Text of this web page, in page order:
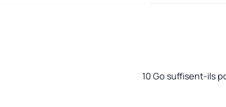
10 Go suffisent-ils